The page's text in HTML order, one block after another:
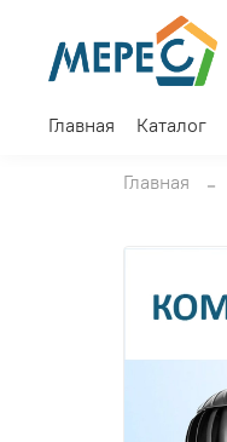
Главная Каталог
Главная